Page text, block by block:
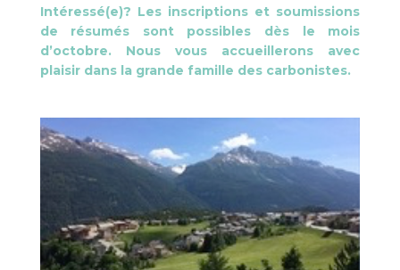
Intéressé(e)? Les inscriptions et soumissions
de résumés sont possibles dès le mois
d’octobre. Nous vous accueillerons avec
plaisir dans la grande famille des carbonistes.